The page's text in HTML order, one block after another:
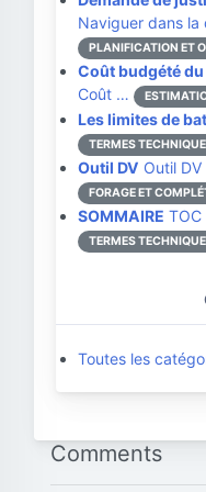
Naviguer dans la
PLANIFICATION ET
Coût budgété
Coût …
Les limites de
TERMES
Outil DV Outil
FORAGE ET
SOMMAIRE
TERMES
Toutes les
Comments